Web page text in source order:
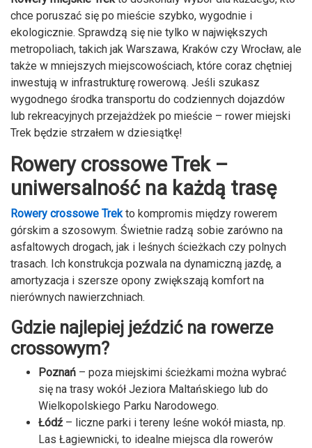
chce poruszać się po mieście szybko, wygodnie i
ekologicznie. Sprawdzą się nie tylko w największych
metropoliach, takich jak Warszawa, Kraków czy Wrocław, ale
także w mniejszych miejscowościach, które coraz chętniej
inwestują w infrastrukturę rowerową. Jeśli szukasz
wygodnego środka transportu do codziennych dojazdów
lub rekreacyjnych przejażdżek po mieście – rower miejski
Trek będzie strzałem w dziesiątkę!
Rowery crossowe Trek –
uniwersalność na każdą trasę
Rowery crossowe Trek to kompromis między rowerem
górskim a szosowym. Świetnie radzą sobie zarówno na
asfaltowych drogach, jak i leśnych ścieżkach czy polnych
trasach. Ich konstrukcja pozwala na dynamiczną jazdę, a
amortyzacja i szersze opony zwiększają komfort na
nierównych nawierzchniach.
Gdzie najlepiej jeździć na rowerze
crossowym?
Poznań – poza miejskimi ścieżkami można wybrać
się na trasy wokół Jeziora Maltańskiego lub do
Wielkopolskiego Parku Narodowego.
Łódź – liczne parki i tereny leśne wokół miasta, np.
Las Łagiewnicki, to idealne miejsca dla rowerów